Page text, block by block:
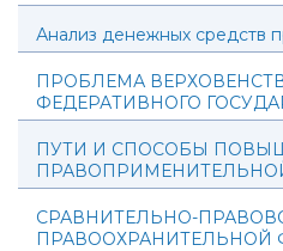
Анализ денежных средств
ПРОБЛЕМА
ФЕДЕРАТИВНОГО
ПУТИ И СПОСОБЫ
СРАВНИТЕЛЬНО-
ПРАВООХРАНИТЕЛЬНОЙ